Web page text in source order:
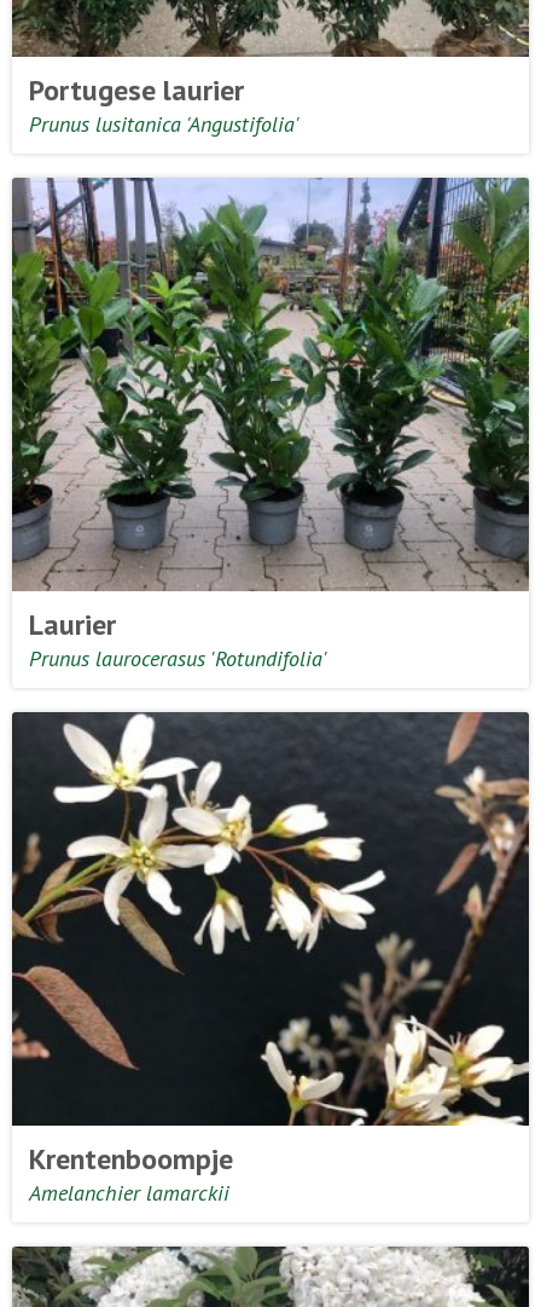
Portugese laurier
Prunus lusitanica 'Angustifolia'
Laurier
Prunus laurocerasus 'Rotundifolia'
Krentenboompje
Amelanchier lamarckii